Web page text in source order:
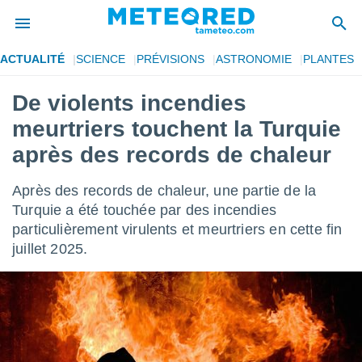
de
par
:
ACTUALITÉ SCIENCE PRÉVISIONS ASTRONOMIE PLANTES
De violents incendies
meurtriers touchent la Turquie
après des records de chaleur
Après des records de chaleur, une partie de la
Turquie a été touchée par des incendies
particulièrement virulents et meurtriers en cette fin
juillet 2025.